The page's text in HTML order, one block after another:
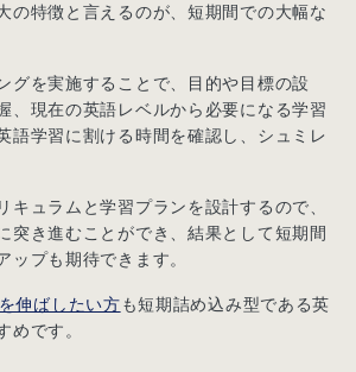
の特徴と言えるのが、短期間での大幅な
グを実施することで、目的や目標の設
、現在の英語レベルから必要になる学習
語学習に割ける時間を確認し、シュミレ
キュラムと学習プランを設計するので、
突き進むことができ、結果として短期間
ップも期待できます。
伸ばしたい方も短期詰め込み型である英
めです。